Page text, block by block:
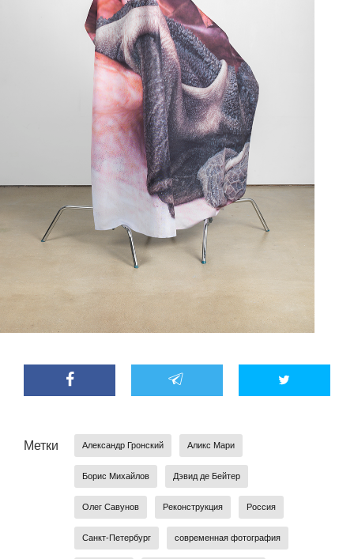
Метки Александр Гронский Аликс Мари
Борис Михайлов Дэвид де Бейтер
Олег Савунов Реконструкция Россия
Санкт-Петербург современная фотография